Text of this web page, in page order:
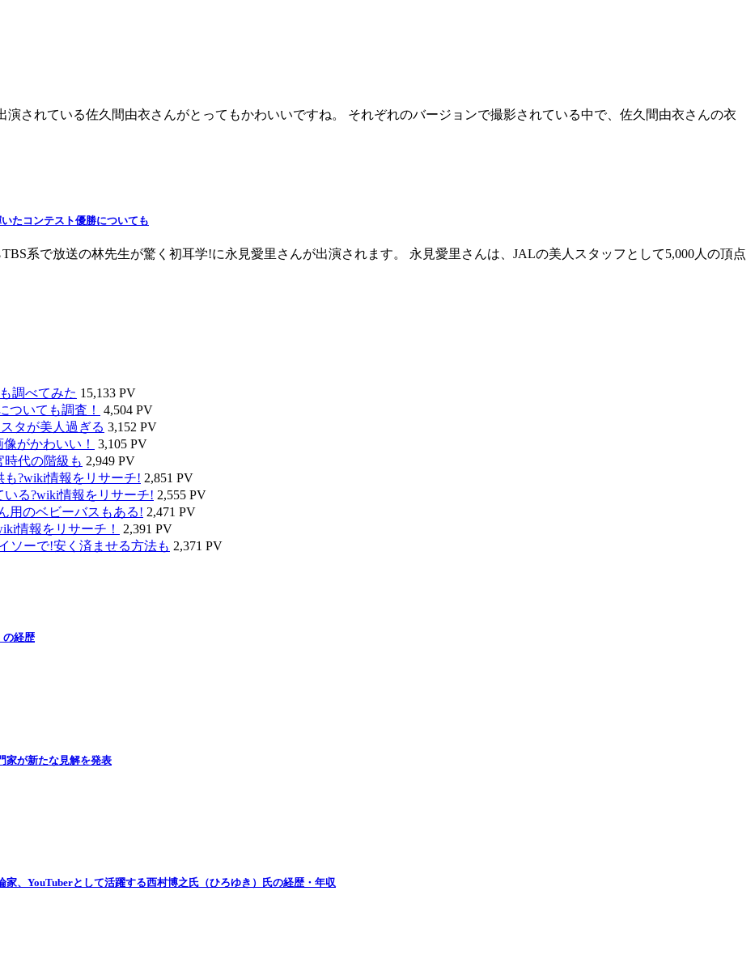
演されている佐久間由衣さんがとってもかわいいですね。 それぞれのバージョンで撮影されている中で、佐久間由衣さんの衣
たコンテスト優勝についても
系で放送の林先生が驚く初耳学!に永見愛里さんが出演されます。 永見愛里さんは、JALの美人スタッフとして5,000人の頂点
調べてみた 15,133 PV
ついても調査！
4,504 PV
タが美人過ぎる 3,152 PV
がかわいい！
3,105 PV
時代の階級も 2,949 PV
?wiki情報をリサーチ! 2,851 PV
る?wiki情報をリサーチ! 2,555 PV
用のベビーバスもある! 2,471 PV
情報をリサーチ！
2,391 PV
ソーで!安く済ませる方法も 2,371 PV
経歴
家が新たな見解を発表
、YouTuberとして活躍する西村博之氏（ひろゆき）氏の経歴・年収